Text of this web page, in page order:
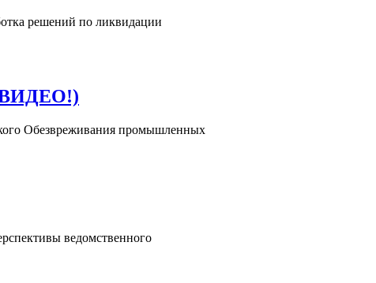
решений по ликвидации
(ВИДЕО!)
Обезвреживания промышленных
ведомственного